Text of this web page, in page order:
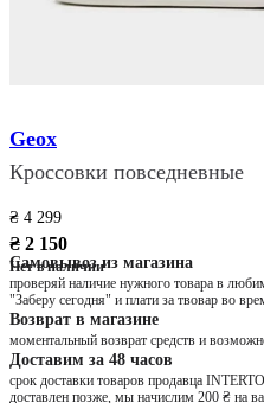
Geox
Кроссовки повседневные
₴ 4 299
₴ 2 150
Нет в наличии
Самовывоз из магазина
проверяй наличие нужного товара в
"Заберу сегодня" и плати за твовар во
Возврат в магазине
моментальный возврат средств и
Доставим за 48 часов
срок доставки товаров продавца
доставлен позже, мы начислим 200 ₴ на